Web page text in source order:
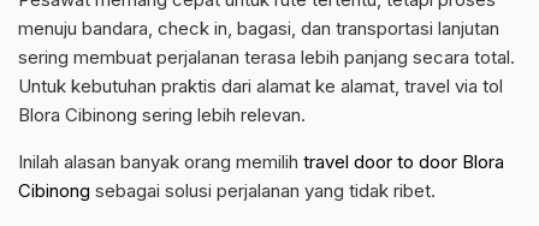
menuju bandara, check in, bagasi, dan transportasi lanjutan
sering membuat perjalanan terasa lebih panjang secara total.
Untuk kebutuhan praktis dari alamat ke alamat, travel via tol
Blora Cibinong sering lebih relevan.
Inilah alasan banyak orang memilih travel door to door Blora
Cibinong sebagai solusi perjalanan yang tidak ribet.